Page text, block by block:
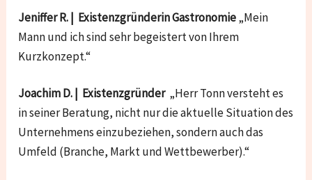
Jeniffer R. | Existenzgründerin Gastronomie„Mein
Mann und ich sind sehr begeistert von Ihrem
Kurzkonzept.“
Joachim D. | Existenzgründer „Herr Tonn versteht es
in seiner Beratung, nicht nur die aktuelle Situation des
Unternehmens einzubeziehen, sondern auch das
Umfeld (Branche, Markt und Wettbewerber).“